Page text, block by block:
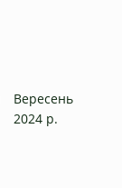
Вересень
2024 р.